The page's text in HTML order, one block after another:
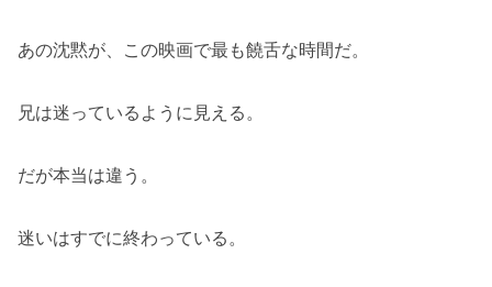
あの沈黙が、この映画で最も饒舌な時間だ。
兄は迷っているように見える。
だが本当は違う。
迷いはすでに終わっている。